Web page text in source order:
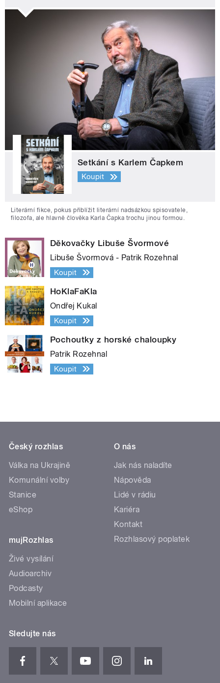
Setkání s Karlem Čapkem
Koupit
Literární fikce, pokus přiblížit literární nadsázkou spisovatele,
filozofa, ale hlavně člověka Karla Čapka trochu jinou formou.
Děkovačky Libuše Švormové
Libuše Švormová - Patrik Rozehnal
Koupit
HoKlaFaKla
Ondřej Kukal
Koupit
Pochoutky z horské chaloupky
Patrik Rozehnal
Koupit
Český rozhlas
Válka na Ukrajině
Komunální volby
Stanice
eShop
mujRozhlas
Živé vysílání
Audioarchiv
Podcasty
Mobilní aplikace
O nás
Jak nás naladíte
Nápověda
Lidé v rádiu
Kariéra
Kontakt
Rozhlasový poplatek
Sledujte nás